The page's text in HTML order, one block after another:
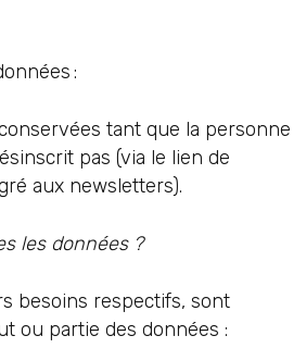
:
tant que la personne
pas (via le lien de
aux newsletters).
les données ?
besoins respectifs, sont
ou partie des données :